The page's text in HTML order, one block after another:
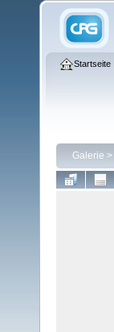
Startseite
Galerie >